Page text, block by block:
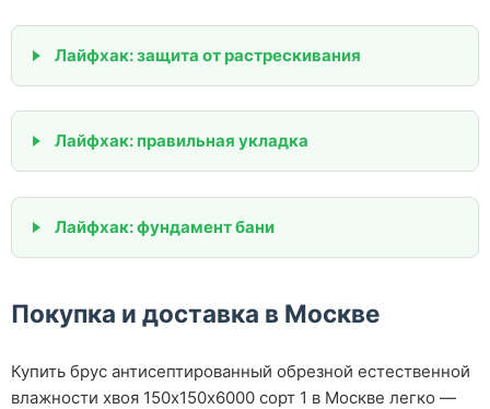
Лайфхак: защита от растрескивания
Лайфхак: правильная укладка
Лайфхак: фундамент бани
Покупка и доставка в Москве
Купить брус антисептированный обрезной естественной
влажности хвоя 150х150х6000 сорт 1 в Москве легко —